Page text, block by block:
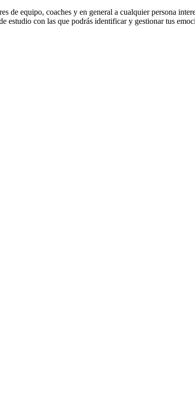
de equipo, coaches y en general a cualquier persona
estudio con las que podrás identificar y gestionar tus